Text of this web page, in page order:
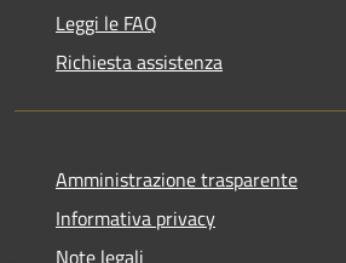
Leggi le FAQ
Richiesta assistenza
Amministrazione trasparente
Informativa privacy
Note legali